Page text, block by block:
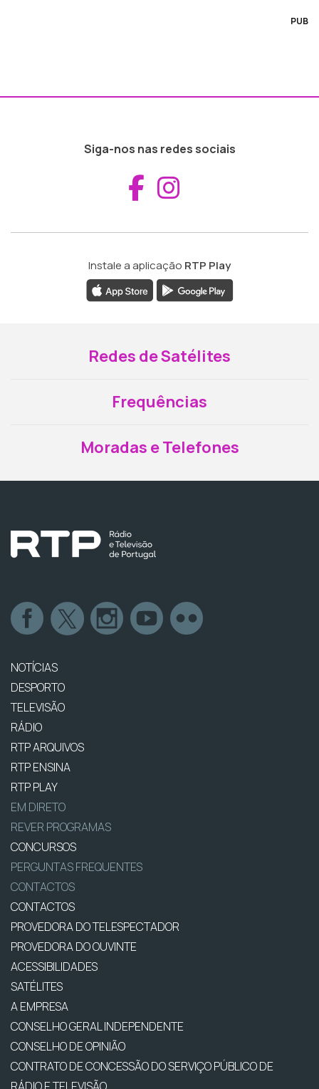
PUB
Siga-nos nas redes sociais
Aceder ao
Instale a aplicação RTP Play
Redes de Satélites
Frequências
Moradas e Telefones
NOTÍCIAS
DESPORTO
TELEVISÃO
RÁDIO
RTP ARQUIVOS
RTP ENSINA
RTP PLAY
EM DIRETO
REVER PROGRAMAS
CONCURSOS
PERGUNTAS FREQUENTES
CONTACTOS
CONTACTOS
PROVEDORA DO TELESPECTADOR
PROVEDORA DO OUVINTE
ACESSIBILIDADES
SATÉLITES
A EMPRESA
CONSELHO GERAL INDEPENDENTE
CONSELHO DE OPINIÃO
CONTRATO DE CONCESSÃO DO SERVIÇO PÚBLICO DE
RÁDIO E TELEVISÃO